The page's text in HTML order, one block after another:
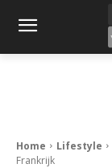
Home Lifestyle
Frankrijk